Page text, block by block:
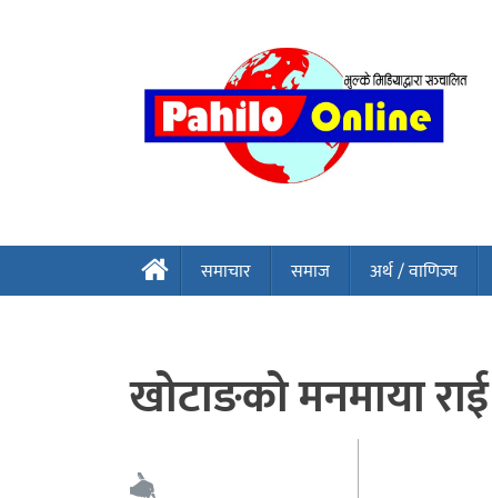
समाचार समाज अर्थ / वाणिज्य
खोटाङको मनमाया